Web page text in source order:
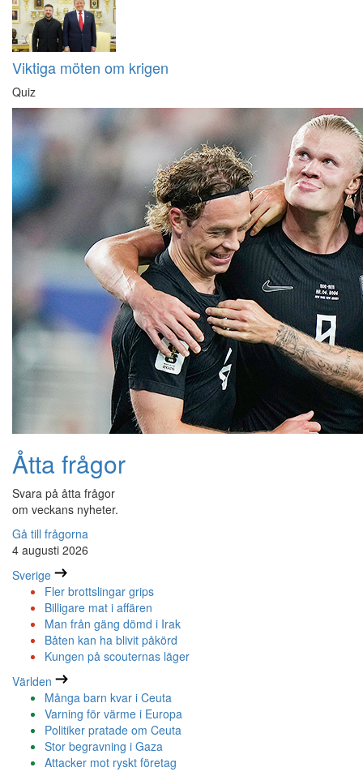
Viktiga möten om krigen
Quiz
Åtta frågor
Svara på åtta frågor
om veckans nyheter.
Gå till frågorna
4 augusti 2026
Sverige
Fler brottslingar grips
Billigare mat i affären
Man från gäng dömd i Irak
Båten kan ha blivit påkörd
Kungen på scouternas läger
Världen
Många barn kvar i Ceuta
Varning för värme i Europa
Politiker pratade om Ceuta
Stor begravning i Gaza
Attacker mot ryskt företag